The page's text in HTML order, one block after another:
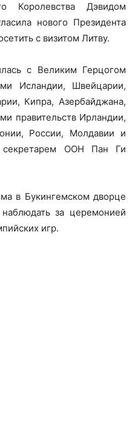
Королевства Дэвидом
нового Президента
с визитом Литву.
с Великим Герцогом
Исландии, Швейцарии,
Кипра, Азербайджана,
правительств Ирландии,
России, Молдавии и
секретарем ООН Пан Ги
в Букингемском дворце
за церемонией
игр.